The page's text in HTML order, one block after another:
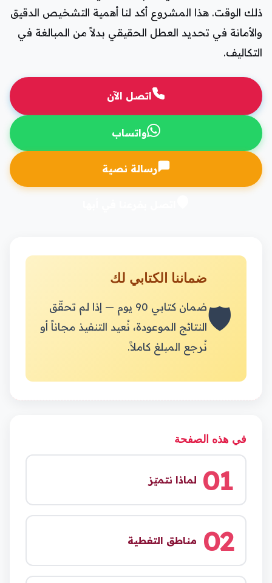
ذلك الوقت. هذا المشروع أكد لنا أهمية التشخيص الدقيق
والأمانة في تحديد العطل الحقيقي بدلاً من المبالغة في
التكاليف.
اتصل الآن
واتساب
رسالة نصية
🛡️
ضماننا الكتابي لك
ضمان كتابي 90 يوم — إذا لم تحقّق
النتائج الموعودة، نُعيد التنفيذ مجاناً أو
نُرجع المبلغ كاملاً.
في هذه الصفحة
01 لماذا نتميّز
02 مناطق التغطية